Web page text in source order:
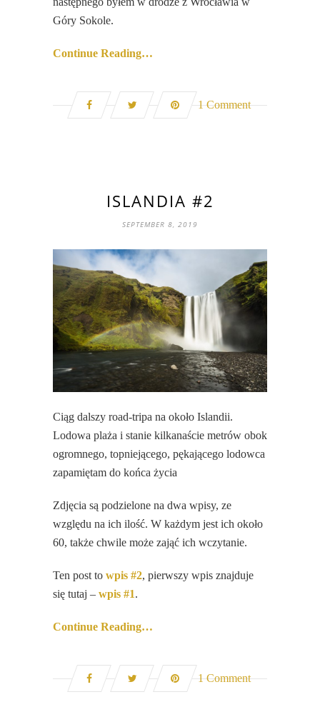
Góry Sokole.
Continue Reading…
1 Comment
ISLANDIA #2
SEPTEMBER 8, 2019
Ciąg dalszy road-tripa na około Islandii.
Lodowa plaża i stanie kilkanaście metrów obok
ogromnego, topniejącego, pękającego lodowca
zapamiętam do końca życia
Zdjęcia są podzielone na dwa wpisy, ze
względu na ich ilość. W każdym jest ich około
60, także chwile może zająć ich wczytanie.
Ten post to wpis #2, pierwszy wpis znajduje
się tutaj – wpis #1.
Continue Reading…
1 Comment